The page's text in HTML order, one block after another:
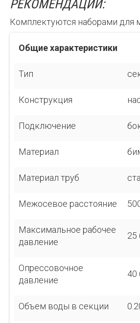
РЕКОМЕНДАЦИИ:
Комплектуются наборами для
Общие характеристики
Тип
Конструкция
Подключение
Материал
Материал труб
Межосевое расстояние
Максимальное рабочее
давление
25
Опрессовочное
давление
40
Объем воды в секции